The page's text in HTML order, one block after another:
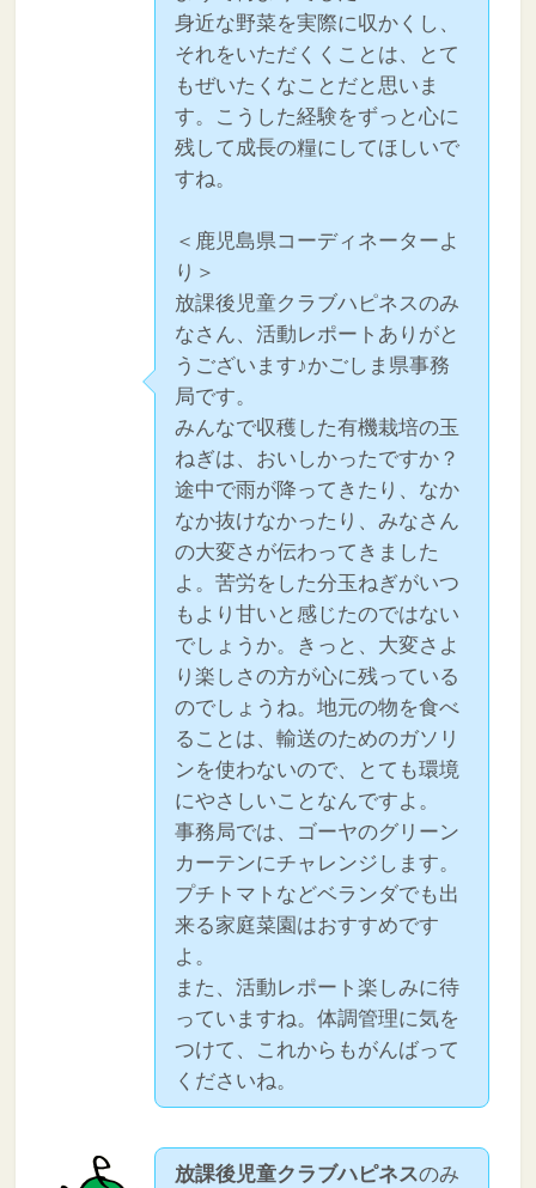
身近な野菜を実際に収かくし、
それをいただくくことは、とて
もぜいたくなことだと思いま
す。こうした経験をずっと心に
残して成長の糧にしてほしいで
すね。
＜鹿児島県コーディネーターよ
り＞
放課後児童クラブハピネスのみ
なさん、活動レポートありがと
うございます♪かごしま県事務
局です。
みんなで収穫した有機栽培の玉
ねぎは、おいしかったですか？
途中で雨が降ってきたり、なか
なか抜けなかったり、みなさん
の大変さが伝わってきました
よ。苦労をした分玉ねぎがいつ
もより甘いと感じたのではない
でしょうか。きっと、大変さよ
り楽しさの方が心に残っている
のでしょうね。地元の物を食べ
ることは、輸送のためのガソリ
ンを使わないので、とても環境
にやさしいことなんですよ。
事務局では、ゴーヤのグリーン
カーテンにチャレンジします。
プチトマトなどベランダでも出
来る家庭菜園はおすすめです
よ。
また、活動レポート楽しみに待
っていますね。体調管理に気を
つけて、これからもがんばって
くださいね。
放課後児童クラブハピネスのみ